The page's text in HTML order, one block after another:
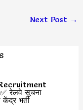
Next Post →
रेलवे सूचना
केंद्र भर्ती